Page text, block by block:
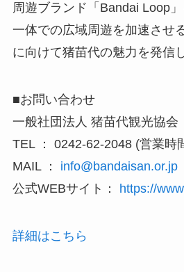
周遊ブランド「Bandai Loop
一体での広域周遊を加速させ
に向けて猪苗代の魅力を発信
■お問い合わせ
一般社団法人 猪苗代観光協会
TEL ： 0242-62-2048 (営業時
MAIL ： info@bandaisan.or.jp
公式WEBサイト：
https://
詳細はこちら